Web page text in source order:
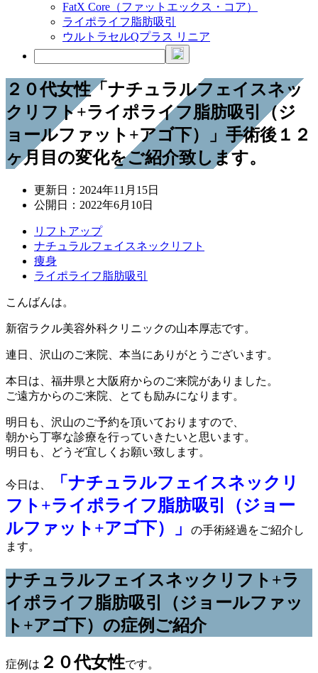
FatX Core（ファットエックス・コア）
ライポライフ脂肪吸引
ウルトラセルQプラス リニア
２０代女性「ナチュラルフェイスネッ
クリフト+ライポライフ脂肪吸引（ジ
ョールファット+アゴ下）」手術後１２
ヶ月目の変化をご紹介致します。
更新日： 2024年11月15日
公開日： 2022年6月10日
リフトアップ
ナチュラルフェイスネックリフト
痩身
ライポライフ脂肪吸引
こんばんは。
新宿ラクル美容外科クリニックの山本厚志です。
連日、沢山のご来院、本当にありがとうございます。
本日は、福井県と大阪府からのご来院がありました。
ご遠方からのご来院、とても励みになります。
明日も、沢山のご予約を頂いておりますので、
朝から丁寧な診療を行っていきたいと思います。
明日も、どうぞ宜しくお願い致します。
今日は、
「ナチュラルフェイスネックリ
フト+ライポライフ脂肪吸引（ジョー
ルファット +アゴ下）」
の手術経過をご紹介し
ます。
ナチュラルフェイスネックリフト+ラ
イポライフ脂肪吸引（ジョールファッ
ト +アゴ下）の症例ご紹介
症例は ２０代女性です。